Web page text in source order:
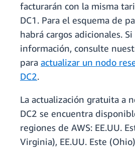
facturarán con la misma
DC1. Para el esquema de
habrá cargos adicionales.
información, consulte
para actualizar un nodo
DC2.
La actualización gratuita a
DC2 se encuentra
regiones de AWS: EE.UU.
Virginia), EE.UU. Este